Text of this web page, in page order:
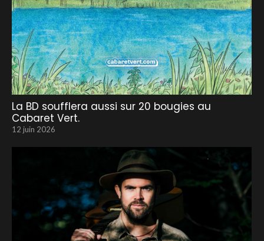
La BD soufflera aussi sur 20 bougies au
Cabaret Vert.
12 juin 2026